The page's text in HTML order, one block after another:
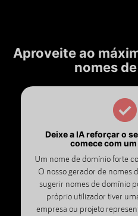
Aproveite ao
nomes
Deixe a IA reforçar o
comece com
Um nome de domínio forte
O nosso gerador de nomes
sugerir nomes de domínio
próprio utilizador tiver
empresa ou projeto